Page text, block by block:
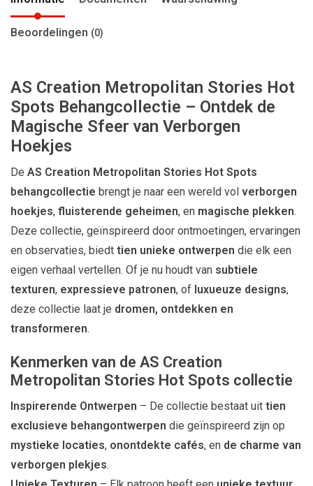
Beoordelingen (0)
AS Creation Metropolitan Stories Hot
Spots Behangcollectie – Ontdek de
Magische Sfeer van Verborgen
Hoekjes
De AS Creation Metropolitan Stories Hot Spots
behangcollectie brengt je naar een wereld vol verborgen
hoekjes, fluisterende geheimen, en magische plekken.
Deze collectie, geïnspireerd door ontmoetingen, ervaringen
en observaties, biedt tien unieke ontwerpen die elk een
eigen verhaal vertellen. Of je nu houdt van subtiele
texturen, expressieve patronen, of luxueuze designs,
deze collectie laat je dromen, ontdekken en
transformeren.
Kenmerken van de AS Creation
Metropolitan Stories Hot Spots collectie
Inspirerende Ontwerpen – De collectie bestaat uit tien
exclusieve behangontwerpen die geïnspireerd zijn op
mystieke locaties, onontdekte cafés, en de charme van
verborgen plekjes.